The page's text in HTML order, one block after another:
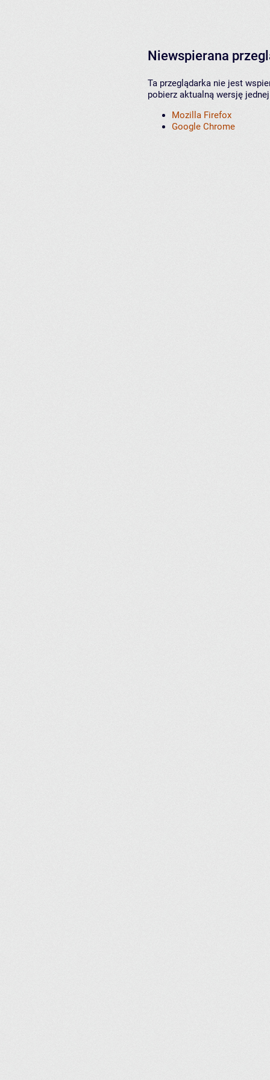
Niewspierana
Ta przeglądarka nie jest
pobierz aktualną wersję
Mozilla Firefox
Google Chrome